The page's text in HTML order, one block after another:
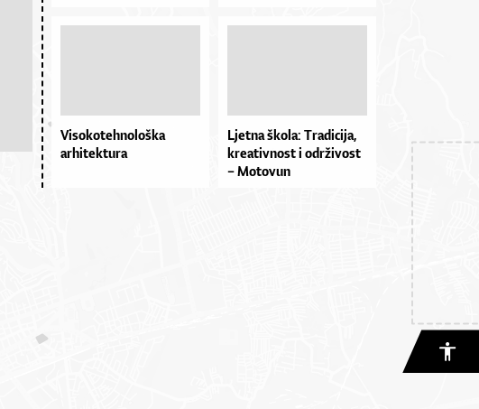
Visokotehnološka
arhitektura
Ljet­na ško­la: Tra­di­ci­ja,
kre­a­tiv­no­st i odr­ži­vo­st
– Mo­to­vun